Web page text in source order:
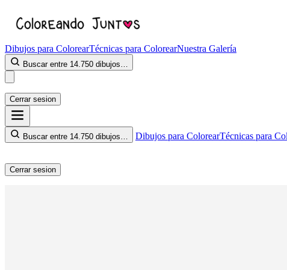
Dibujos para ColorearTécnicas para ColorearNuestra Galería
Buscar entre 14.750 dibujos…
Cerrar sesion
Buscar entre 14.750 dibujos… Dibujos para ColorearTécnicas para
Cerrar sesion